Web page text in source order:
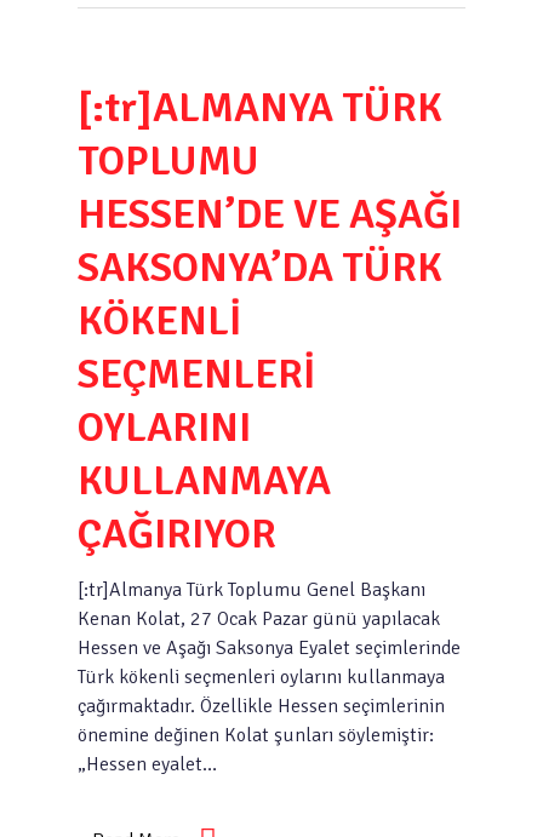
[:tr]ALMANYA TÜRK
TOPLUMU
HESSEN’DE VE AŞAĞI
SAKSONYA’DA TÜRK
KÖKENLİ
SEÇMENLERİ
OYLARINI
KULLANMAYA
ÇAĞIRIYOR
[:tr]Almanya Türk Toplumu Genel Başkanı
Kenan Kolat, 27 Ocak Pazar günü yapılacak
Hessen ve Aşağı Saksonya Eyalet seçimlerinde
Türk kökenli seçmenleri oylarını kullanmaya
çağırmaktadır. Özellikle Hessen seçimlerinin
önemine değinen Kolat şunları söylemiştir:
„Hessen eyalet…